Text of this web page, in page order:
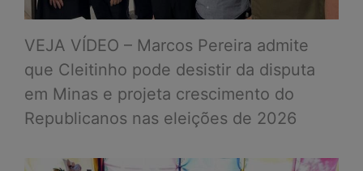
VEJA VÍDEO – Marcos Pereira admite
que Cleitinho pode desistir da disputa
em Minas e projeta crescimento do
Republicanos nas eleições de 2026